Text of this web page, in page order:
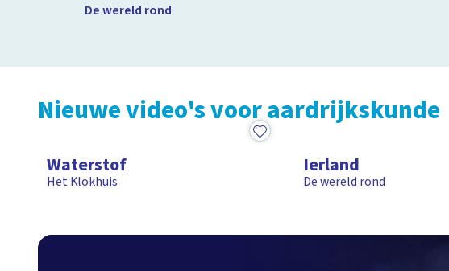
Hamburg, natuurgebieden als het Zwarte Woud en de Eifel én door
De wereld rond
Nieuwe video's voor aardrijkskunde
Waterstof
Het Klokhuis
Ierland
De wereld rond